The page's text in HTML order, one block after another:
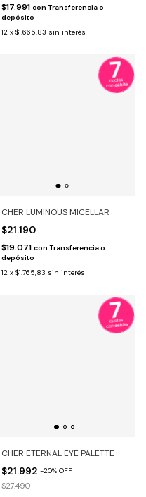
$17.991 con Transferencia o
depósito
12 x $1.665,83 sin interés
CHER LUMINOUS MICELLAR
$21.190
$19.071 con Transferencia o
depósito
12 x $1.765,83 sin interés
CHER ETERNAL EYE PALETTE
$21.992 -20% OFF
$27.490